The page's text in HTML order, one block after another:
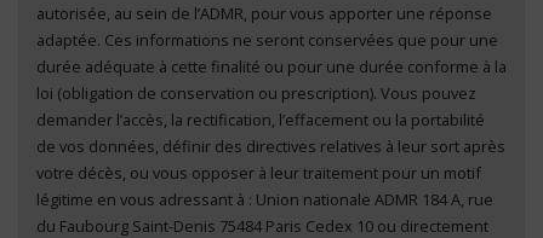
autorisée, au sein de l’ADMR, pour vous apporter une réponse
adaptée. Ces informations ne seront conservées que pour une
durée adéquate à cette finalité ou pour une durée conforme à la
loi (obligation de conservation ou prescription). Vous pouvez
demander l’accès, la rectification, l’effacement ou la portabilité
de vos données, définir des directives relatives à leur sort après
votre décès, ou vous opposer à leur traitement pour un motif
légitime en vous adressant à : Union nationale ADMR 184 A, rue
du Faubourg Saint-Denis 75484 Paris Cedex 10 ou directement